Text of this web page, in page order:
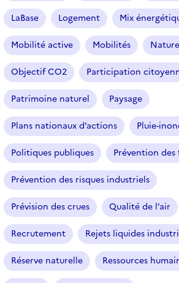
e
c
t
i
o
n
n
é
)
LaBase Logement Mix
Mobilité active Mobilités Nature
Objectif CO2 Participation
Patrimoine naturel Paysage
Plans nationaux d’actions Pluie-
Politiques publiques Prévention des
Prévention des risques industriels
Prévision des crues Qualité de l’air
Recrutement Rejets liquides
Réserve naturelle Ressources